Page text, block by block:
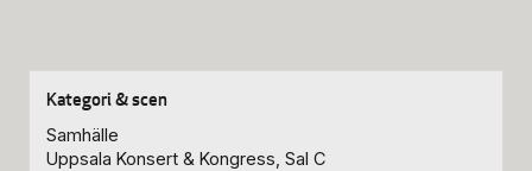
Samhälle
Uppsala Konsert & Kongress, Sal C